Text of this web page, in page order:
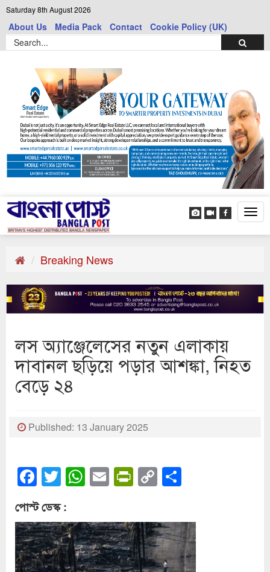
Saturday 8th August 2026
About Us Media Pack Contact Cookie Policy (UK)
Breaking News
লস অ্যাঞ্জেলেসের নতুন এলাকায়
দাবানল ছড়িয়ে পড়ার আশঙ্কা, নিহত
বেড়ে ২৪
Published: 13 January 2025
Facebook
Twitter
WhatsApp
EmailPrintFriendly
Copy
Link
পোস্ট ডেস্ক :